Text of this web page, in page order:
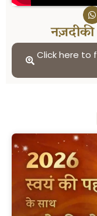
Click here to